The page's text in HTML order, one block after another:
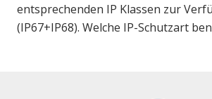
entsprechenden IP Klassen zur
(IP67+IP68). Welche IP-Schutzart